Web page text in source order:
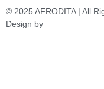
© 2025 AFRODITA | All
Design by